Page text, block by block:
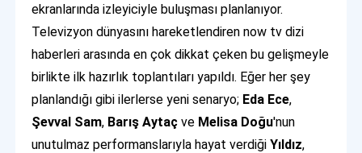
ekranlarında izleyiciyle buluşması planlanıyor.
Televizyon dünyasını hareketlendiren now tv dizi
haberleri arasında en çok dikkat çeken bu gelişmeyle
birlikte ilk hazırlık toplantıları yapıldı. Eğer her şey
planlandığı gibi ilerlerse yeni senaryo; Eda Ece,
Şevval Sam, Barış Aytaç ve Melisa Doğu'nun
unutulmaz performanslarıyla hayat verdiğiYıldız,